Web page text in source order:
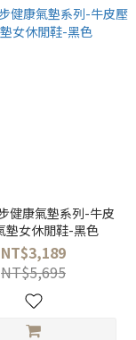
健康氣墊系列-牛皮
墊女休閒鞋-黑色
NT$3,189
NT$5,695